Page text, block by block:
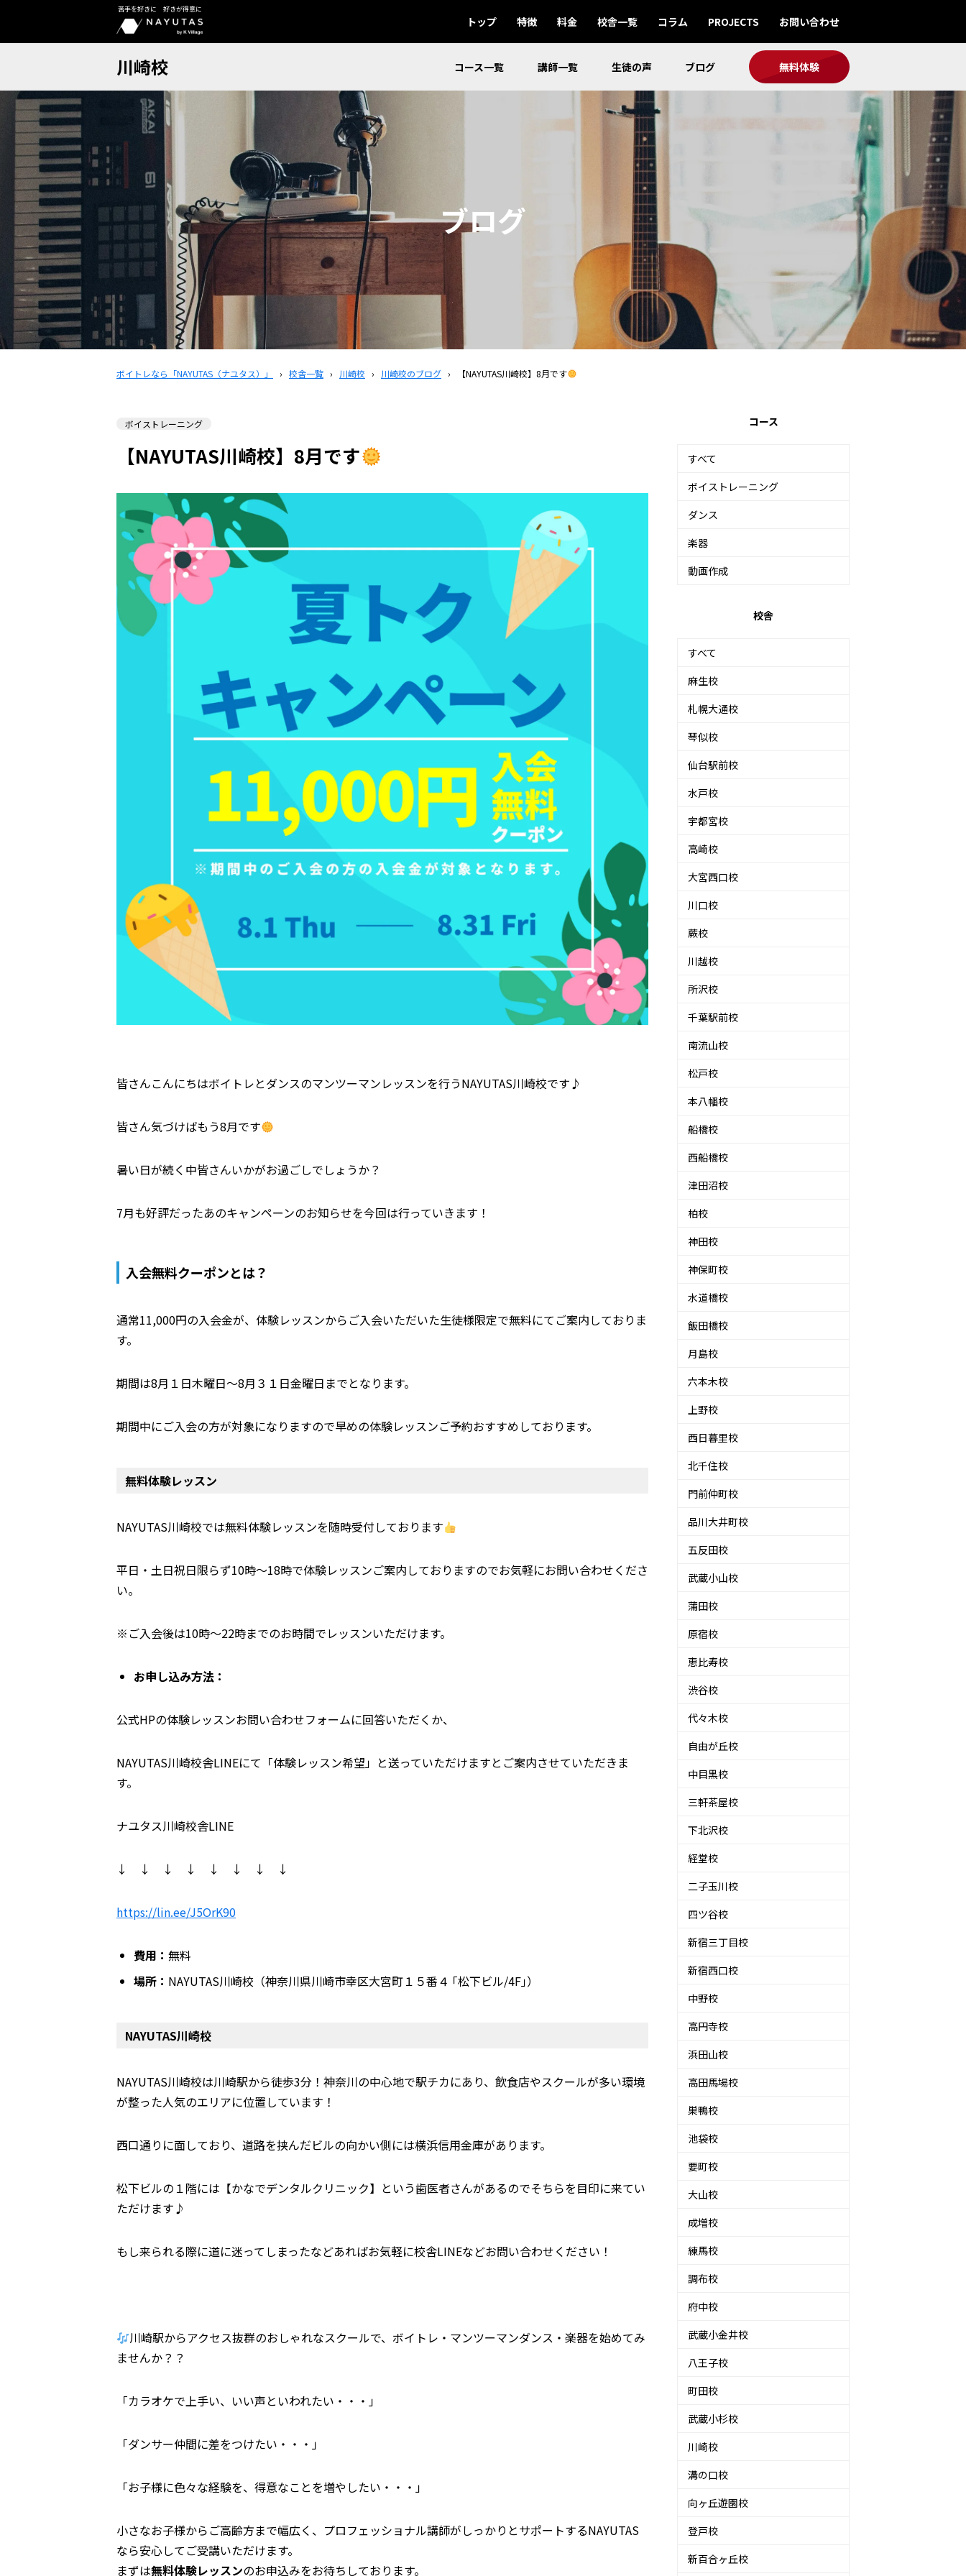
苦手を好きに 好きが得意に
トップ 特徴 料金 校舎一覧 コラム PROJECTS お問い合わせ
川崎校 コース一覧 講師一覧 生徒の声 ブログ 無料体験
ブログ
ボイトレなら「NAYUTAS（ナユタス）」 › 校舎一覧 › 川崎校 › 川崎校のブログ › 【NAYUTAS川崎校】8月です
ボイストレーニング
【NAYUTAS川崎校】8月です
皆さんこんにちはボイトレとダンスのマンツーマンレッスンを行うNAYUTAS川崎校です♪
皆さん気づけばもう8月です
暑い日が続く中皆さんいかがお過ごしでしょうか？
7月も好評だったあのキャンペーンのお知らせを今回は行っていきます！
入会無料クーポンとは？
通常11,000円の入会金が、体験レッスンからご入会いただいた生徒様限定で無料にてご案内しておりま
す。
期間は8月１日木曜日～8月３１日金曜日までとなります。
期間中にご入会の方が対象になりますので早めの体験レッスンご予約おすすめしております。
無料体験レッスン
NAYUTAS川崎校では無料体験レッスンを随時受付しております
平日・土日祝日限らず10時～18時で体験レッスンご案内しておりますのでお気軽にお問い合わせくださ
い。
※ご入会後は10時～22時までのお時間でレッスンいただけます。
お申し込み方法：
公式HPの体験レッスンお問い合わせフォームに回答いただくか、
NAYUTAS川崎校舎LINEにて「体験レッスン希望」と送っていただけますとご案内させていただきま
す。
ナユタス川崎校舎LINE
↓ ↓ ↓ ↓ ↓ ↓ ↓ ↓
https://lin.ee/J5OrK90
費用： 無料
場所： NAYUTAS川崎校（神奈川県川崎市幸区大宮町１５番４ ｢松下ビル/4F｣）
NAYUTAS川崎校
NAYUTAS川崎校は川崎駅から徒歩3分！神奈川の中心地で駅チカにあり、飲食店やスクールが多い環境
が整った人気のエリアに位置しています！
西口通りに面しており、道路を挟んだビルの向かい側には横浜信用金庫があります。
松下ビルの１階には【かなでデンタルクリニック】という歯医者さんがあるのでそちらを目印に来てい
ただけます♪
もし来られる際に道に迷ってしまったなどあればお気軽に校舎LINEなどお問い合わせください！
川崎駅からアクセス抜群のおしゃれなスクールで、 ボイトレ・マンツーマンダンス・楽器を始めてみ
ませんか？？
「カラオケで上手い、いい声といわれたい・・・」
「ダンサー仲間に差をつけたい・・・」
「お子様に色々な経験を、得意なことを増やしたい・・・」
小さなお子様からご高齢方まで幅広く、プロフェッショナル講師がしっかりとサポートするNAYUTAS
なら安心してご受講いただけます。
まずは無料体験レッスンのお申込みをお待ちしております。
コース
すべて
ボイストレーニング
ダンス
楽器
動画作成
校舎
すべて
麻生校
札幌大通校
琴似校
仙台駅前校
水戸校
宇都宮校
高崎校
大宮西口校
川口校
蕨校
川越校
所沢校
千葉駅前校
南流山校
松戸校
本八幡校
船橋校
西船橋校
津田沼校
柏校
神田校
神保町校
水道橋校
飯田橋校
月島校
六本木校
上野校
西日暮里校
北千住校
門前仲町校
品川大井町校
五反田校
武蔵小山校
蒲田校
原宿校
恵比寿校
渋谷校
代々木校
自由が丘校
中目黒校
三軒茶屋校
下北沢校
経堂校
二子玉川校
四ツ谷校
新宿三丁目校
新宿西口校
中野校
高円寺校
浜田山校
高田馬場校
巣鴨校
池袋校
要町校
大山校
成増校
練馬校
調布校
府中校
武蔵小金井校
八王子校
町田校
武蔵小杉校
川崎校
溝の口校
向ヶ丘遊園校
登戸校
新百合ヶ丘校